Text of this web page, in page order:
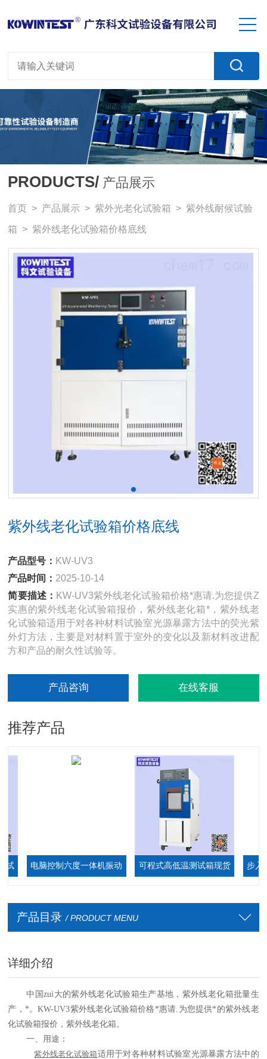
PRODUCTS/ 产品展示
首页 > 产品展示 >紫外光老化试验箱 >紫外线耐候试验
箱 > 紫外线老化试验箱价格底线
紫外线老化试验箱价格底线
产品型号： KW-UV3
产品时间： 2025-10-14
简要描述： KW-UV3紫外线老化试验箱价格*惠请.为您提供Z
实惠的紫外线老化试验箱报价，紫外线老化箱*，紫外线老
化试验箱适用于对各种材料试验室光源暴露方法中的荧光紫
外灯方法，主要是对材料置于室外的变化以及新材料改进配
方和产品的耐久性试验等。
产品咨询 在线客服
推荐产品
电脑控制六度一体机振动 可程式高低温测试箱现货 步入式
产品目录 / PRODUCT MENU
详细介绍
中国zui大的紫外线老化试验箱生产基地，紫外线老化箱批量生
产，*。KW-UV3紫外线老化试验箱价格*惠请.为您提供*的紫外线老
化试验箱报价，紫外线老化箱。
一、用途：
紫外线老化试验箱适用于对各种材料试验室光源暴露方法中的